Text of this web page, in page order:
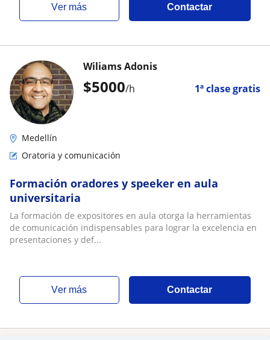
ver más Contactar
$5000/h 1ª clase gratis
Wiliams Adonis
Medellín
Oratoria y comunicación
Formación oradores y speeker en aula
universitaria
La formación de expositores en aula otorga la herramientas
de comunicación indispensables para lograr la excelencia en
presentaciones y def...
ver más Contactar